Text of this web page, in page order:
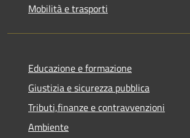
Mobilità e trasporti
Educazione e formazione
Giustizia e sicurezza pubblica
Tributi,finanze e contravvenzioni
Ambiente